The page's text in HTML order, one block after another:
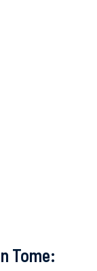
Tome: